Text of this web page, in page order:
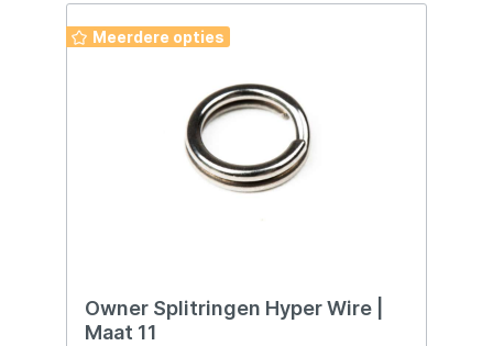
duurzame wire Een betrouwbare en snelle
oplossing om je kunstaas veilig en
eenvoudig te wisselen.
Meerdere opties
Owner Splitringen Hyper Wire |
Maat 11